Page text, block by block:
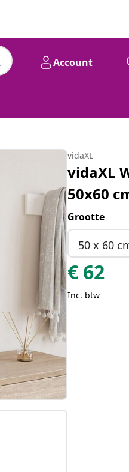
Account
vidaXL
vidaXL
50x60
Grootte
50 x 60
€ 62
Inc. btw